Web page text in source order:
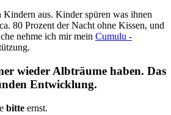
Kindern aus. Kinder spüren was ihnen
80 Prozent der Nacht ohne Kissen, und
nehme ich mir mein Cumulu -
wieder Albträume haben. Das
Entwicklung.
bitte ernst.